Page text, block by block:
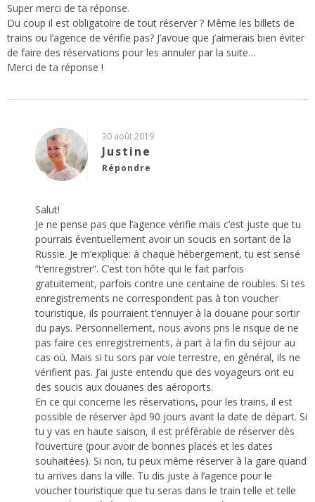
Super merci de ta réponse.
Du coup il est obligatoire de tout réserver ? Même les billets de
trains ou l’agence de vérifie pas? J’avoue que j’aimerais bien éviter
de faire des réservations pour les annuler par la suite…
Merci de ta réponse !
30 août 2019
Justine
Répondre
Salut!
Je ne pense pas que l’agence vérifie mais c’est juste que tu
pourrais éventuellement avoir un soucis en sortant de la
Russie. Je m’explique: à chaque hébergement, tu est sensé
“t’enregistrer”. C’est ton hôte qui le fait parfois
gratuitement, parfois contre une centaine de roubles. Si tes
enregistrements ne correspondent pas à ton voucher
touristique, ils pourraient t’ennuyer à la douane pour sortir
du pays. Personnellement, nous avons pris le risque de ne
pas faire ces enregistrements, à part à la fin du séjour au
cas où. Mais si tu sors par voie terrestre, en général, ils ne
vérifient pas. J’ai juste entendu que des voyageurs ont eu
des soucis aux douanes des aéroports.
En ce qui concerne les réservations, pour les trains, il est
possible de réserver àpd 90 jours avant la date de départ. Si
tu y vas en haute saison, il est préférable de réserver dès
l’ouverture (pour avoir de bonnes places et les dates
souhaitées). Si non, tu peux même réserver à la gare quand
tu arrives dans la ville. Tu dis juste à l’agence pour le
voucher touristique que tu seras dans le train telle et telle